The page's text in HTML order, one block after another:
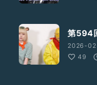
第594
2026-
49